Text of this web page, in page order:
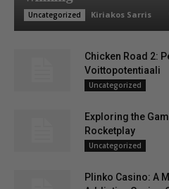
Uncategorized Kiriakos Sarris
Chicken Road 2:
Voittopotentiaali
Uncategorized
Exploring the
Rocketplay
Uncategorized
Plinko Casino: A